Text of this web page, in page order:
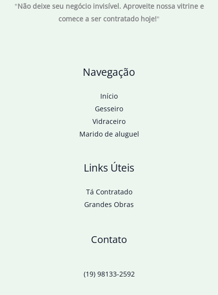
"Não deixe seu negócio invisível. Aproveite nossa vitrine e
comece a ser contratado hoje!"
Navegação
Início
Gesseiro
Vidraceiro
Marido de aluguel
Links Úteis
Tá Contratado
Grandes Obras
Contato
(19) 98133-2592